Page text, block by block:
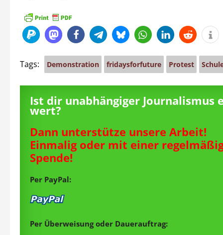
Tags: Demonstration fridaysforfuture Protest
Ist dir unabhängiger Journalismus
wert?
Dann unterstütze unsere Arbeit!
Einmalig oder mit einer
Spende!
Per PayPal:
Per Überweisung oder Dauerauftrag: